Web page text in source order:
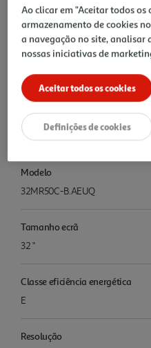
ECRÃ VA Full HD (1920 x 1080)
ATUALIZAÇÃO 100Hz AMD
FLICKER SAFE ONSCREEN
Características
Marca
LG
Modelo
32MR50C-B.AEUQ
Tamanho ecrã
32 "
Classe eficiência energética
E
Resolução
Ao clicar em "Aceitar todos os
armazenamento de cookies
a navegação no site, analisar
nossas iniciativas de
Aceitar todos os cookies
Definições de cookies